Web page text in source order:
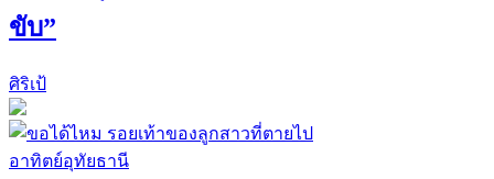
ขับ”
ศิริเป้
อาทิตย์อุทัยธานี